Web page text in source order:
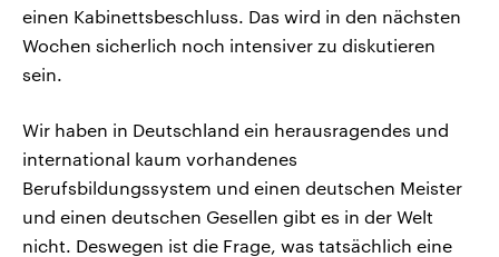
einen Kabinettsbeschluss. Das wird in den nächsten
Wochen sicherlich noch intensiver zu diskutieren
sein.
Wir haben in Deutschland ein herausragendes und
international kaum vorhandenes
Berufsbildungssystem und einen deutschen Meister
und einen deutschen Gesellen gibt es in der Welt
nicht. Deswegen ist die Frage, was tatsächlich eine